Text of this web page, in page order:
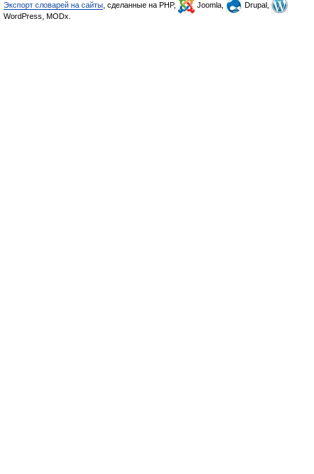
Экспорт словарей на сайты , сделанные на PHP, Joomla,
Drupal,
WordPress, MODx.